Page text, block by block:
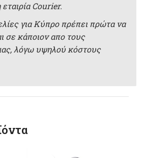
Courier.
για Κύπρο πρέπει πρώτα να
σε κάποιον απο τους
λόγω υψηλού κόστους